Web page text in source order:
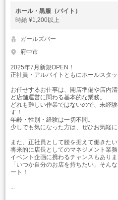
ホール・黒服（バイト）
時給 ¥1,200以上
ガールズバー
府中市
2025年7月新規OPEN！
正社員・アルバイトともにホールスタッ
お任せするお仕事は、開店準備や店内
ど店舗運営に関わる基本的な業務。
どれも難しい作業ではないので、未経
す！
年齢・性別・経験は一切不問。
少しでも気になった方は、ぜひお気軽に
また、正社員として腰を据えて働きたい
将来的に店長としてのマネジメント業務
イベント企画に携わるチャンスもありま
「いつか自分のお店を持ちたい」そん
ート！
...